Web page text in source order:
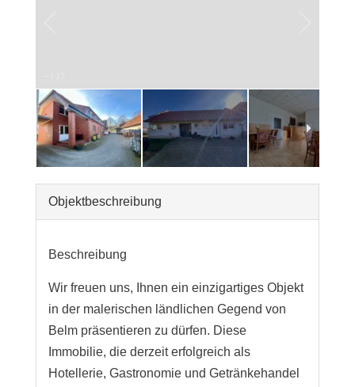
Objekt­beschreibung
Beschreibung
Wir freuen uns, Ihnen ein einzigartiges Objekt
in der malerischen ländlichen Gegend von
Belm präsentieren zu dürfen. Diese
Immobilie, die derzeit erfolgreich als
Hotellerie, Gastronomie und Getränkehandel